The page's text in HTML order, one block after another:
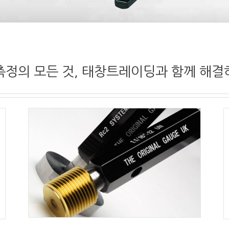
정의 모든 것, 태창트레이딩과 함께 해결